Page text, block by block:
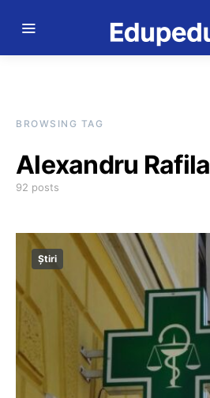
BROWSING TAG
Alexandru Rafila
92 posts
Știri